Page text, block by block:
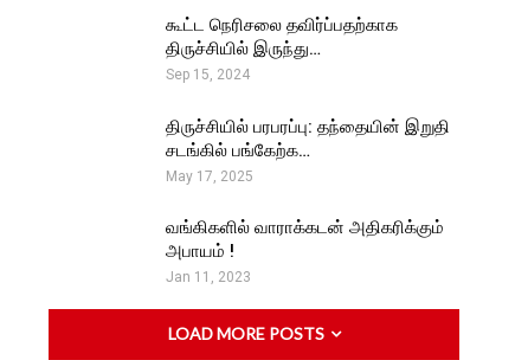
கூட்ட நெரிசலை தவிர்ப்பதற்காக
திருச்சியில் இருந்து…
Sep 15, 2024
திருச்சியில் பரபரப்பு: தந்தையின் இறுதி
சடங்கில் பங்கேற்க…
May 17, 2025
வங்கிகளில் வாராக்கடன் அதிகரிக்கும்
அபாயம் !
Jan 11, 2023
LOAD MORE POSTS